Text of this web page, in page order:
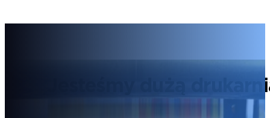
Jesteśmy dużą